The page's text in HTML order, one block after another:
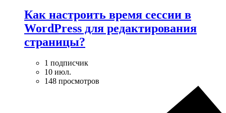
Как настроить время сессии в
WordPress для редактирования
страницы?
1 подписчик
10 июл.
148 просмотров